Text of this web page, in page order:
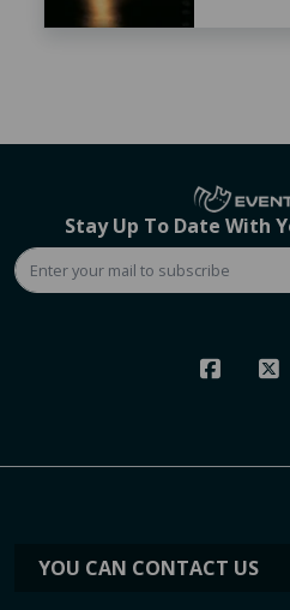
Stay Up To Date With
YOU CAN CONTACT US